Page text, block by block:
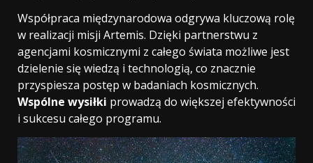
Współpraca międzynarodowa odgrywa kluczową rolę
w realizacji misji Artemis. Dzięki partnerstwu z
agencjami kosmicznymi z całego świata możliwe jest
dzielenie się wiedzą i technologią, co znacznie
przyspiesza postęp w badaniach kosmicznych.
Wspólne wysiłki prowadzą do większej efektywności
i sukcesu całego programu.